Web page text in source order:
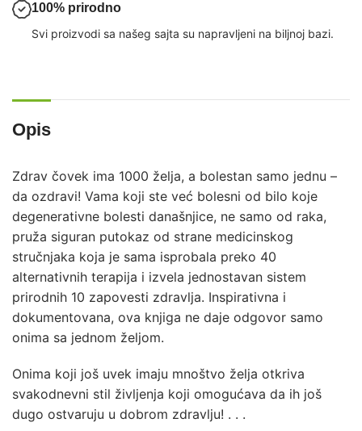
100% prirodno
Svi proizvodi sa našeg sajta su napravljeni na biljnoj bazi.
Opis
Zdrav čovek ima 1000 želja, a bolestan samo jednu –
da ozdravi! Vama koji ste već bolesni od bilo koje
degenerativne bolesti današnjice, ne samo od raka,
pruža siguran putokaz od strane medicinskog
stručnjaka koja je sama isprobala preko 40
alternativnih terapija i izvela jednostavan sistem
prirodnih 10 zapovesti zdravlja. Inspirativna i
dokumentovana, ova knjiga ne daje odgovor samo
onima sa jednom željom.
Onima koji još uvek imaju mnoštvo želja otkriva
svakodnevni stil življenja koji omogućava da ih još
dugo ostvaruju u dobrom zdravlju! . . .